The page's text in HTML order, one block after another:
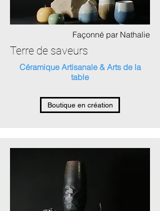
Façonné par Nathalie
Terre de saveurs
Céramique Artisanale & Arts de la
table
Boutique en création